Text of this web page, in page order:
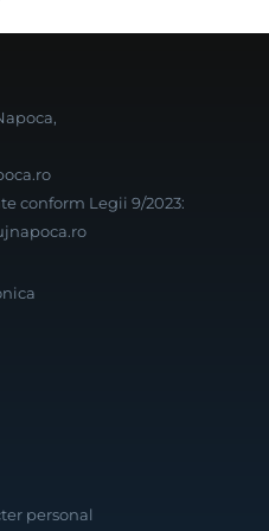
conform Legii 9/2023:
personal